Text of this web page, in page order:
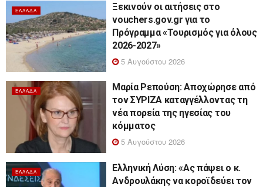
ΕΛΛΆΔΑ
Ξεκινούν οι αιτήσεις στο
vouchers.gov.gr για το
Πρόγραμμα «Τουρισμός για όλους
2026-2027»
5 Αυγούστου 2026
ΕΛΛΆΔΑ
Μαρία Ρεπούση: Αποχώρησε από
τον ΣΥΡΙΖΑ καταγγέλλοντας τη
νέα πορεία της ηγεσίας του
κόμματος
5 Αυγούστου 2026
ΕΛΛΆΔΑ
Ελληνική Λύση: «Ας πάψει ο κ.
Ανδρουλάκης να κοροϊδεύει τον